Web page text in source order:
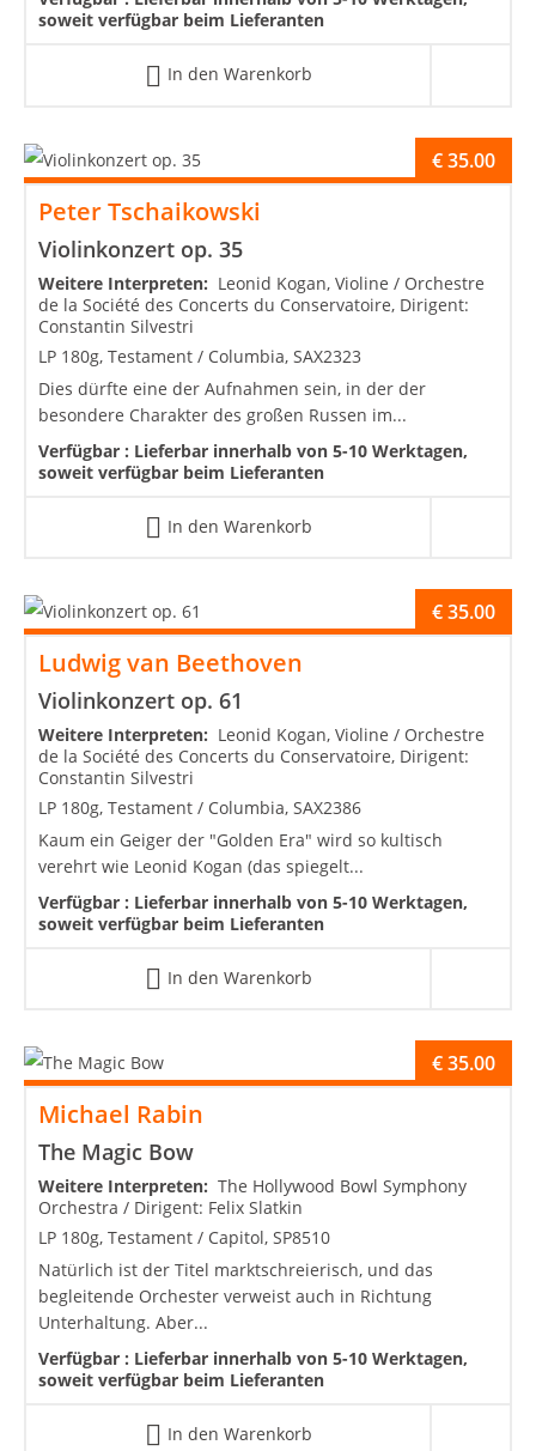
soweit verfügbar beim Lieferanten
In den Warenkorb
Peter Tschaikowski
Violinkonzert op. 35
€35.00
Weitere Interpreten: Leonid Kogan, Violine / Orchestre
de la Société des Concerts du Conservatoire, Dirigent:
Constantin Silvestri
LP 180g, Testament / Columbia, SAX2323
Dies dürfte eine der Aufnahmen sein, in der der
besondere Charakter des großen Russen im...
Verfügbar : Lieferbar innerhalb von 5-10 Werktagen,
soweit verfügbar beim Lieferanten
In den Warenkorb
Ludwig van Beethoven
Violinkonzert op. 61
€35.00
Weitere Interpreten: Leonid Kogan, Violine / Orchestre
de la Société des Concerts du Conservatoire, Dirigent:
Constantin Silvestri
LP 180g, Testament / Columbia, SAX2386
Kaum ein Geiger der "Golden Era" wird so kultisch
verehrt wie Leonid Kogan (das spiegelt...
Verfügbar : Lieferbar innerhalb von 5-10 Werktagen,
soweit verfügbar beim Lieferanten
In den Warenkorb
Michael Rabin
The Magic Bow
€35.00
Weitere Interpreten: The Hollywood Bowl Symphony
Orchestra / Dirigent: Felix Slatkin
LP 180g, Testament / Capitol, SP8510
Natürlich ist der Titel marktschreierisch, und das
begleitende Orchester verweist auch in Richtung
Unterhaltung. Aber...
Verfügbar : Lieferbar innerhalb von 5-10 Werktagen,
soweit verfügbar beim Lieferanten
In den Warenkorb